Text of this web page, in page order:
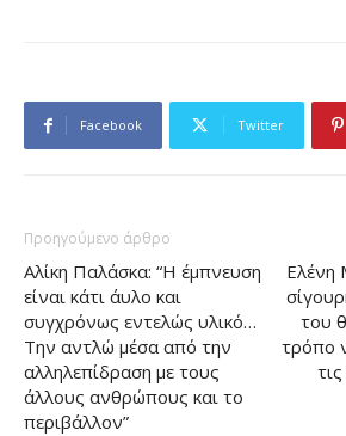
Facebook Twitter
Προηγούμενο άρθρο
Αλίκη Παλάσκα: “Η έμπνευση
είναι κάτι άυλο και
συγχρόνως εντελώς υλικό…
Την αντλώ μέσα από την
αλληλεπίδραση με τους
άλλους ανθρώπους και το
περιβάλλον”
Ελένη
του
τρόπο